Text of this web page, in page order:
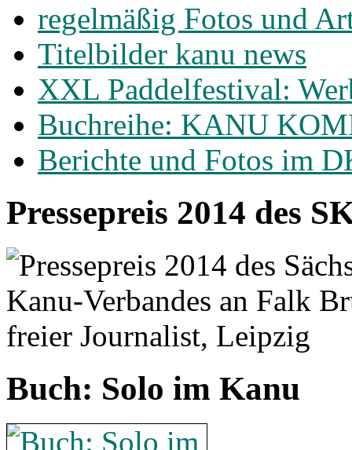
regelmäßig Fotos und
Titelbilder kanu news
XXL Paddelfestival:
Buchreihe: KANU
Berichte und Fotos im
Pressepreis 2014 des
Buch: Solo im Kanu